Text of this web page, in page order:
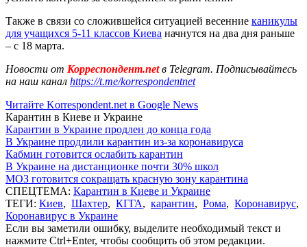
Также в связи со сложившейся ситуацией весенние каникулы
для учащихся 5-11 классов Киева начнутся на два дня раньше
– с 18 марта.
Новости от Корреспондент.netв Telegram. Подписывайтесь
на наш канал https://t.me/korrespondentnet
Читайте Korrespondent.net в Google News
Карантин в Киеве и Украине
Карантин в Украине продлен до конца года
В Украине продлили карантин из-за коронавируса
Кабмин готовится ослабить карантин
В Украине на дистанционке почти 30% школ
МОЗ готовится сокращать красную зону карантина
СПЕЦТЕМА: Карантин в Киеве и Украине
ТЕГИ: Киев, Шахтер, КГГА, карантин, Рома, Коронавирус,
Коронавирус в Украине
Если вы заметили ошибку, выделите необходимый текст и
нажмите Ctrl+Enter, чтобы сообщить об этом редакции.